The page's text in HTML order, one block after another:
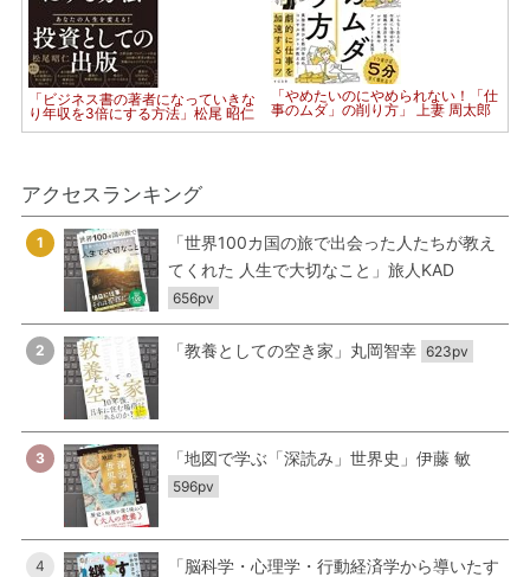
「ビジネス書の著者になっていきな
り年収を3倍にする方法」松尾 昭仁
「やめたいのにやめられない！「仕
事のムダ」の削り方」 上妻 周太郎
アクセスランキング
1
「世界100カ国の旅で出会った人たちが教え
てくれた 人生で大切なこと」旅人KAD
656pv
2 「教養としての空き家」丸岡智幸 623pv
3 「地図で学ぶ「深読み」世界史」伊藤 敏
596pv
4
「脳科学・心理学・行動経済学から導いたす